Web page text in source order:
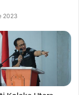
2023